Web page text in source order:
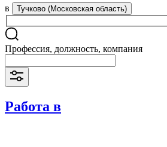
в Тучково (Московская область)
Профессия, должность, компания
Работа в